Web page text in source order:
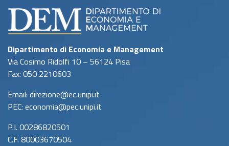
Dipartimento di Economia e Management
Via Cosimo Ridolfi 10 – 56124 Pisa
Fax: 050 2210603
Email: direzione@ec.unipi.it
PEC: economia@pec.unipi.it
P.I. 00286820501
C.F. 80003670504